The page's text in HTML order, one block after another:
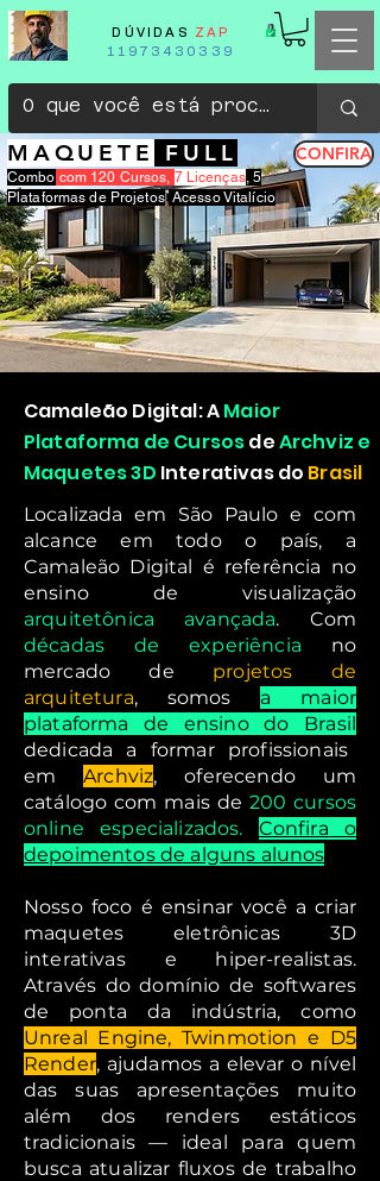
DÚVIDAS ZAP
11973430339
MAQUETE FULL
Combo com 120 Cursos, 7 Licenças, 5
Plataformas de Projetos,Acesso Vitalício
CONFIRA
Camaleão Digital: AMaior
Plataforma de CursosdeArchviz e
Maquetes 3D Interativas do Brasil
Localizada em São Paulo e com
alcance em todo o país, a
Camaleão Digital é referência no
ensino de visualização
arquitetônica avançada. Com
décadas de experiência no
mercado de projetos de
arquitetura, somos a maior
plataforma de ensino do Brasil
dedicada a formar profissionais
emArchviz, oferecendo um
catálogo com mais de 200 cursos
online especializados. Confira o
depoimentos de alguns alunos
Nosso foco é ensinar você a criar
maquetes eletrônicas 3D
interativas e hiper-realistas.
Através do domínio de softwares
de ponta da indústria, como
Unreal Engine, Twinmotion e D5
Render, ajudamos a elevar o nível
das suas apresentações muito
além dos renders estáticos
tradicionais — ideal para quem
busca atualizar fluxos de trabalho